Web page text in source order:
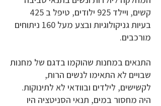
קשים, ויילד 925 ילודים, טיפל ב 425
בעיות גניקולוגיות ובצע מעל 160 ניתוחים
מורכבים.
התנאים במחנות שהוקמו בדגם של מחנות
שבויים לא התאימו לנשים הרות,
לקשישים, לילדים ובוודאי לא לתינוקות.
היה מחסור במים, תנאי הסניטציה היו